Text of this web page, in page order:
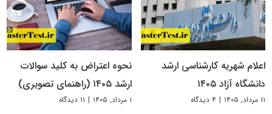
اعلام شهریه کارشناسی ارشد
دانشگاه آزاد ۱۴۰۵
۱۱ مرداد, ۱۴۰۵ | ۴ دیدگاه
نحوه اعتراض به کلید سوالات
ارشد ۱۴۰۵ (راهنمای تصویری)
۱ مرداد, ۱۴۰۵ | ۱۱ دیدگاه